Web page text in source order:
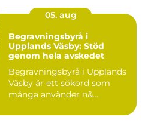
05. aug
Begravningsbyrå i
Upplands Väsby: Stöd
genom hela avskedet
Begravningsbyrå i Upplands
Väsby är ett sökord som
många använder n&...